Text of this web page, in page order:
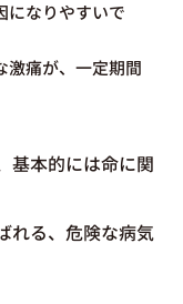
になりやすいで
激痛が、一定期間
基本的には命に関
れる、危険な病気